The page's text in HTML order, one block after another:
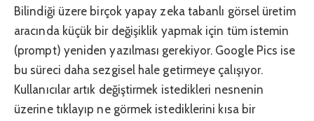
Bilindiği üzere birçok yapay zeka tabanlı görsel üretim
aracında küçük bir değişiklik yapmak için tüm istemin
(prompt) yeniden yazılması gerekiyor. Google Pics ise
bu süreci daha sezgisel hale getirmeye çalışıyor.
Kullanıcılar artık değiştirmek istedikleri nesnenin
üzerine tıklayıp ne görmek istediklerini kısa bir